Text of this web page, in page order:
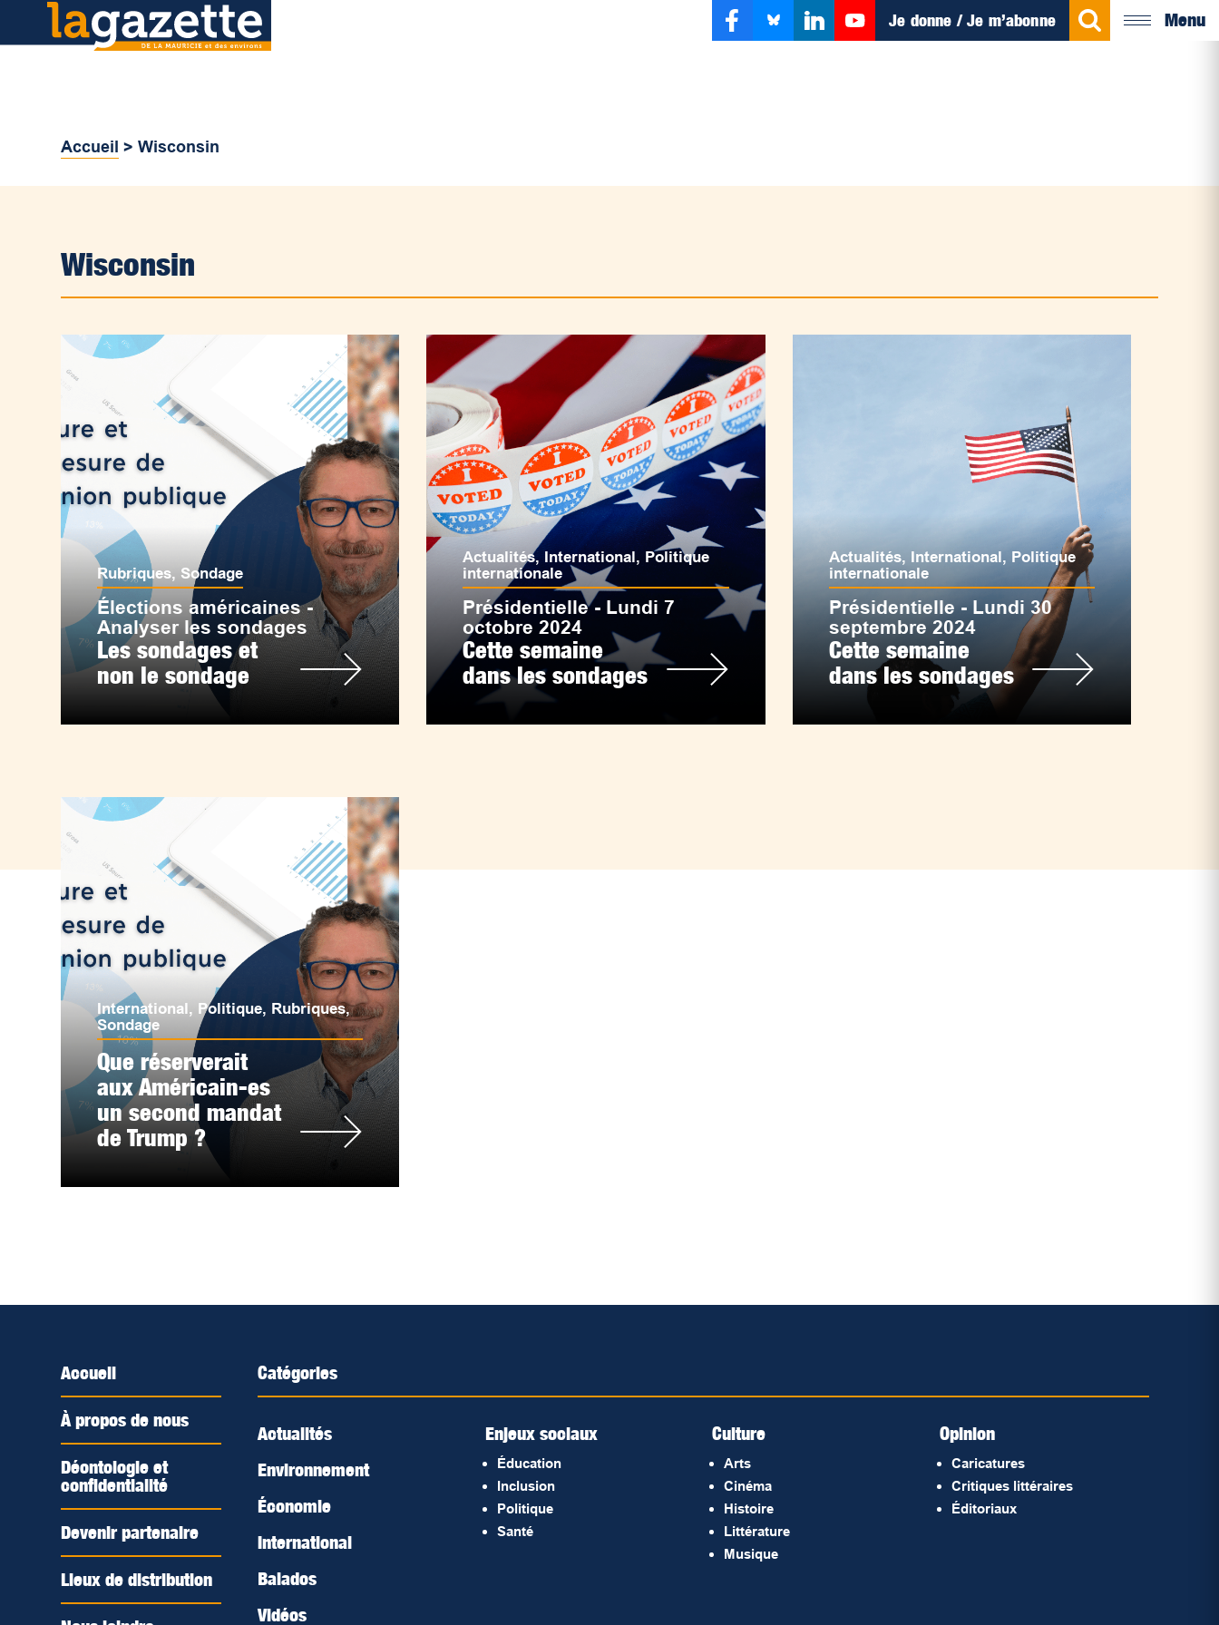
Je donne / Je m’abonne Menu
Accueil >Wisconsin
Wisconsin
Rubriques, Sondage
Élections américaines -
Analyser les sondages
Les sondages et
non le sondage
Actualités, International, Politique
internationale
Présidentielle - Lundi 7
octobre 2024
Cette semaine
dans les sondages
Actualités, International, Politique
internationale
Présidentielle - Lundi 30
septembre 2024
Cette semaine
dans les sondages
International, Politique, Rubriques,
Sondage
Que réserverait
aux Américain-es
un second mandat
de Trump ?
Accueil
À propos de nous
Déontologie et
confidentialité
Devenir partenaire
Lieux de distribution
Catégories
Actualités
Environnement
Économie
International
Balados
Vidéos
Enjeux sociaux
Éducation
Inclusion
Politique
Santé
Culture
Arts
Cinéma
Histoire
Littérature
Musique
Opinion
Caricatures
Critiques littéraires
Éditoriaux